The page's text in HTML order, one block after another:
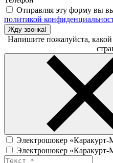
Отправляя эту форму вы
политикой
Жду звонка!
Напишите пожалуйста,
Электрошокер
Электрошокер